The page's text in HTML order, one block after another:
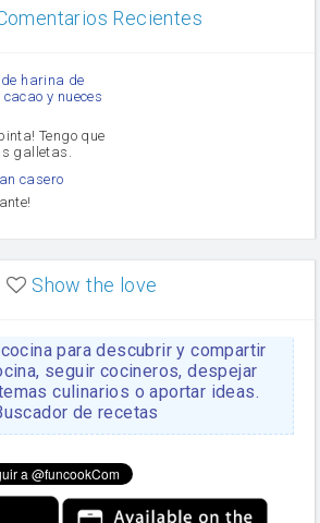
Recientes
harina de
y nueces
Tengo que
galletas.
casero
fácil y
la abuela
Mz69gcVO3sI
Bizcocho
la foto aparece
xoco y en el
ingredientes
Show the love
para descubrir y compartir
seguir cocineros, despejar
culinarios o aportar ideas.
de recetas